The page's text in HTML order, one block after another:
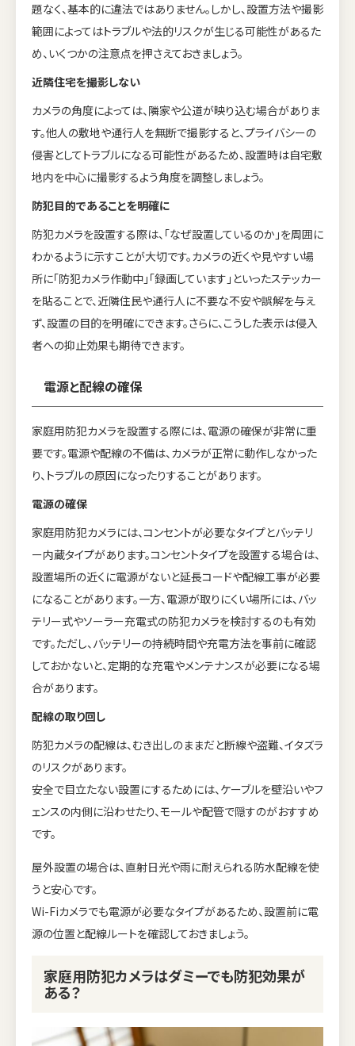
題なく、基本的に違法ではありません。しかし、設置方法や撮影
範囲によってはトラブルや法的リスクが生じる可能性があるた
め、いくつかの注意点を押さえておきましょう。
近隣住宅を撮影しない
カメラの角度によっては、隣家や公道が映り込む場合がありま
す。他人の敷地や通行人を無断で撮影すると、プライバシーの
侵害としてトラブルになる可能性があるため、設置時は自宅敷
地内を中心に撮影するよう角度を調整しましょう。
防犯目的であることを明確に
防犯カメラを設置する際は、「なぜ設置しているのか」を周囲に
わかるように示すことが大切です。カメラの近くや見やすい場
所に「防犯カメラ作動中」「録画しています」といったステッカー
を貼ることで、近隣住民や通行人に不要な不安や誤解を与え
ず、設置の目的を明確にできます。さらに、こうした表示は侵入
者への抑止効果も期待できます。
電源と配線の確保
家庭用防犯カメラを設置する際には、電源の確保が非常に重
要です。電源や配線の不備は、カメラが正常に動作しなかった
り、トラブルの原因になったりすることがあります。
電源の確保
家庭用防犯カメラには、コンセントが必要なタイプとバッテリ
ー内蔵タイプがあります。コンセントタイプを設置する場合は、
設置場所の近くに電源がないと延長コードや配線工事が必要
になることがあります。一方、電源が取りにくい場所には、バッ
テリー式やソーラー充電式の防犯カメラを検討するのも有効
です。ただし、バッテリーの持続時間や充電方法を事前に確認
しておかないと、定期的な充電やメンテナンスが必要になる場
合があります。
配線の取り回し
防犯カメラの配線は、むき出しのままだと断線や盗難、イタズラ
のリスクがあります。
安全で目立たない設置にするためには、ケーブルを壁沿いやフ
ェンスの内側に沿わせたり、モールや配管で隠すのがおすすめ
です。
屋外設置の場合は、直射日光や雨に耐えられる防水配線を使
うと安心です。
Wi-Fiカメラでも電源が必要なタイプがあるため、設置前に電
源の位置と配線ルートを確認しておきましょう。
家庭用防犯カメラはダミーでも防犯効果が
ある？